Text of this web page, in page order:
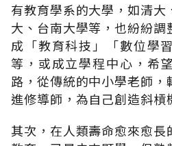
有教育學系的大學，如清
大、台南大學等，也紛紛
成「教育科技」「數位學
等，或成立學程中心，希
路，從傳統的中小學老師
進修導師，為自己創造斜槓
其次，在人類壽命愈來愈